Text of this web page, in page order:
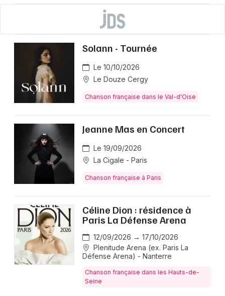
Solann - Tournée
Le 10/10/2026
Le Douze Cergy
Chanson française dans le Val-d'Oise
Jeanne Mas en Concert
Le 19/09/2026
La Cigale - Paris
Chanson française à Paris
Céline Dion : résidence à
Paris La Défense Arena
12/09/2026 → 17/10/2026
Plenitude Arena (ex. Paris La
Défense Arena) - Nanterre
Chanson française dans les Hauts-de-
Seine